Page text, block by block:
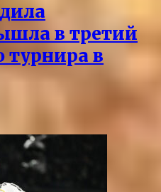
в третий
турнира в